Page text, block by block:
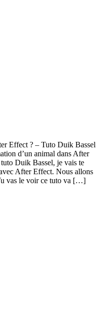
Effect ? – Tuto Duik Bassel
d’un animal dans After
Duik Bassel, je vais te
After Effect. Nous allons
vas le voir ce tuto va […]